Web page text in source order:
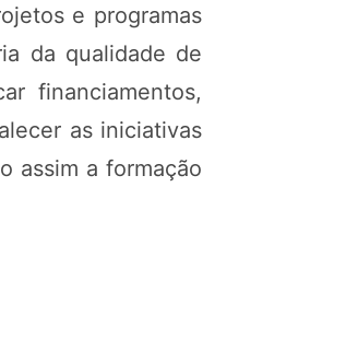
e programas
da qualidade de
financiamentos,
as iniciativas
assim a formação